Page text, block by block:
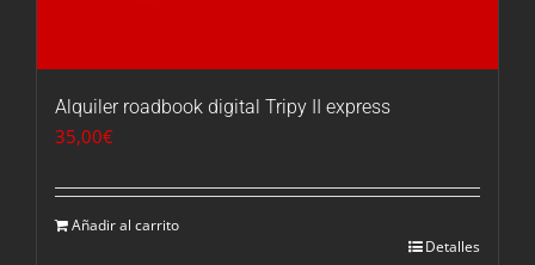
Alquiler roadbook digital Tripy II express
35,00€
Añadir al carrito
Detalles